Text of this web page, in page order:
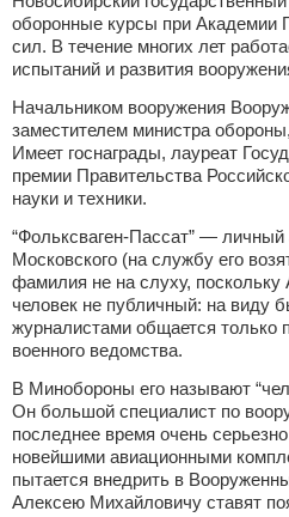
оборонные курсы при Академии
сил. В течение многих лет
испытаний и развития
Начальником вооружения
заместителем министра
Имеет госнаграды, лауреат
премии Правительства
науки и техники.
“Фольксваген-Пассат” — личный
Московского (на службу его
фамилия не на слуху,
человек не публичный: на виду
журналистами общается только
военного ведомства.
В Минобороны его называют
Он большой специалист по
последнее время очень
новейшими авиационными
пытается внедрить в
Алексею Михайловичу ставят